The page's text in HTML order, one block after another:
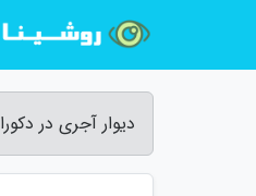
دیوار آجری در دکوراسیون